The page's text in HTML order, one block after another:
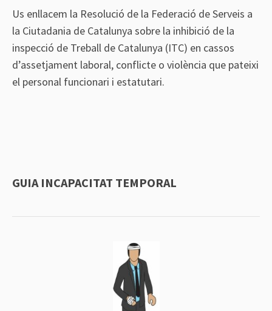
Us enllacem la Resolució de la Federació de Serveis a
la Ciutadania de Catalunya sobre la inhibició de la
inspecció de Treball de Catalunya (ITC) en cassos
d’assetjament laboral, conflicte o violència que pateixi
el personal funcionari i estatutari.
GUIA INCAPACITAT TEMPORAL